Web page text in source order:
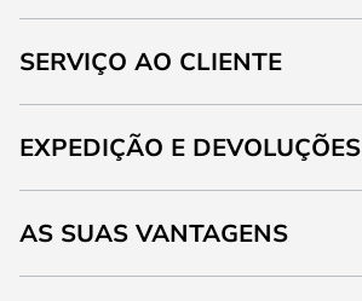
SERVIÇO AO CLIENTE
EXPEDIÇÃO E DEVOLUÇÕES
AS SUAS VANTAGENS